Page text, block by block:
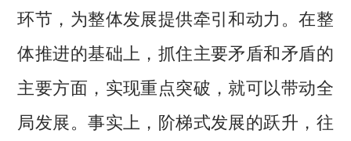
环节，为整体发展提供牵引和动力。在整
体推进的基础上，抓住主要矛盾和矛盾的
主要方面，实现重点突破，就可以带动全
局发展。事实上，阶梯式发展的跃升，往